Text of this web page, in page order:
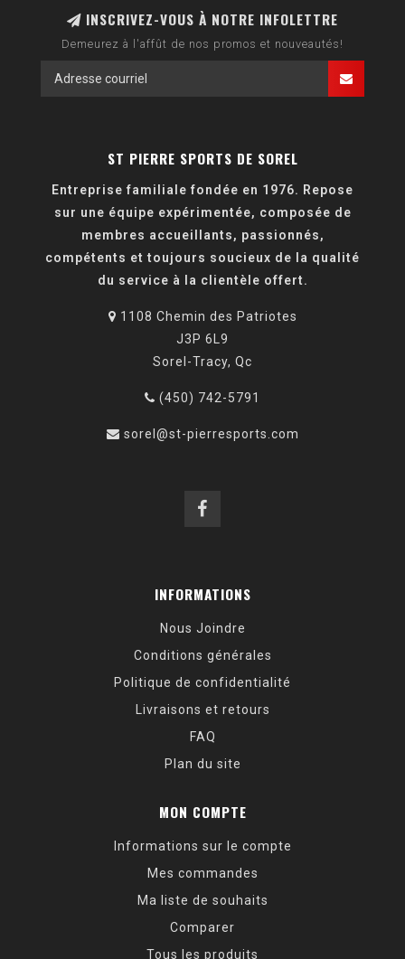
INSCRIVEZ-VOUS À NOTRE INFOLETTRE
Demeurez à l'affût de nos promos et nouveautés!
ST PIERRE SPORTS DE SOREL
Entreprise familiale fondée en 1976. Repose
sur une équipe expérimentée, composée de
membres accueillants, passionnés,
compétents et toujours soucieux de la qualité
du service à la clientèle offert.
1108 Chemin des Patriotes
J3P 6L9
Sorel-Tracy, Qc
(450) 742-5791
sorel@st-pierresports.com
INFORMATIONS
Nous Joindre
Conditions générales
Politique de confidentialité
Livraisons et retours
FAQ
Plan du site
MON COMPTE
Informations sur le compte
Mes commandes
Ma liste de souhaits
Comparer
Tous les produits